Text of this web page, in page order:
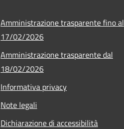
Amministrazione trasparente fino al
17/02/2026
Amministrazione trasparente dal
18/02/2026
Informativa privacy
Note legali
Dichiarazione di accessibilità